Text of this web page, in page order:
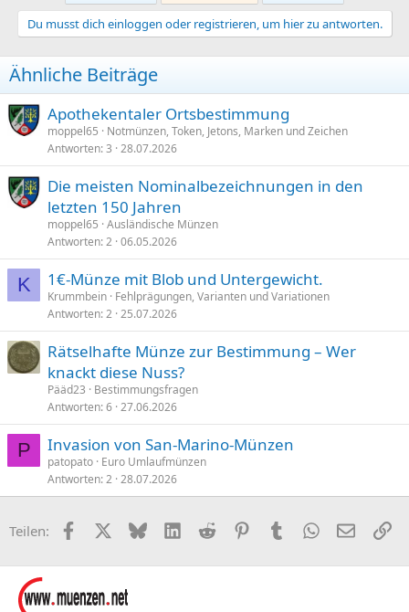
Du musst dich einloggen oder registrieren, um hier zu antworten.
Ähnliche Beiträge
Apothekentaler Ortsbestimmung
moppel65
Notmünzen, Token, Jetons, Marken und Zeichen
Antworten 3 28.07.2026
Die meisten Nominalbezeichnungen in den
letzten 150 Jahren
moppel65 Ausländische Münzen
Antworten 2 06.05.2026
K 1€-Münze mit Blob und Untergewicht.
Krummbein Fehlprägungen, Varianten und Variationen
Antworten 2 25.07.2026
Rätselhafte Münze zur Bestimmung – Wer
knackt diese Nuss?
Pääd23
Bestimmungsfragen
Antworten 6 27.06.2026
P Invasion von San-Marino-Münzen
patopato Euro Umlaufmünzen
Antworten 2 28.07.2026
Teilen: FacebookX (Twitter)
BlueskyLinkedIn
Reddit PinterestTumblr WhatsApp
E-Mail